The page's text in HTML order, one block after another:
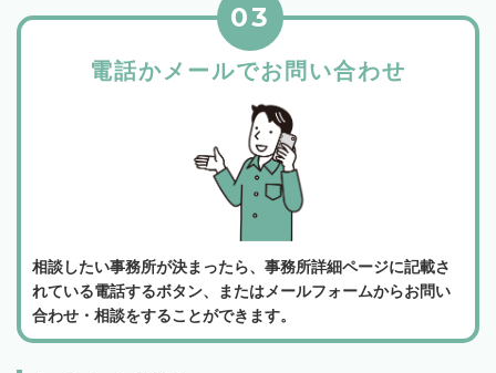
電話かメールでお問い合わせ
03
相談したい事務所が決まったら、事務所詳細ページに記載さ
れている電話するボタン、またはメールフォームからお問い
合わせ・相談をすることができます。